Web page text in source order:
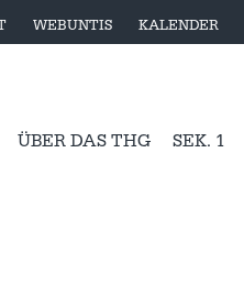
WEBUNTIS KALENDER
ÜBER DAS THG SEK. 1